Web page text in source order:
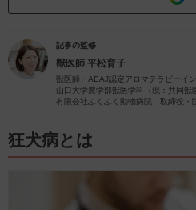
記事の監修
獣医師 平松育子
獣医師・AEAJ認定アロマテラピーイ
山口大学農学部獣医学科（現：共同
有限会社ふくふく動物病院 取締役・
むアロマに関する情報をお届けします。
狂犬病とは